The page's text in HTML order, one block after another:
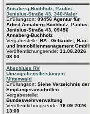
Annaberg-Buchholz, Paulus-
Jenisius-Straße 43, 340-Maler
Erfüllungsort: 09456 Agentur für
Arbeit Annaberg-Buchholz, Paulus-
Jenisius-Straße 43, 09456
Annaberg-Buchholz
Vergabestelle: BA - Gebäude-, Bau-
und Immobilienmanagement GmbH
Veröffentlichungsende: 31.08.2026
08:00
Abschluss RV
Umzugsdienstleistungen
Mittenwald
Erfüllungsort: Siehe Verzeichnis der
Empfängeranschriften
Vergabestelle:
Bundeswehrverwaltung
Veröffentlichungsende: 16.09.2026
13:00